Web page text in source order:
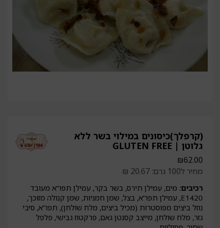
(קרפלך)כיסונים במילוי בשר ללא
גלוטן | GLUTEN FREE
₪62.00
מחיר ל100 גרם: 20.67 ₪
רכיבים: מים, עמילן תירס, בשר בקר, עמילן תפו"א מעובד
E1420, עמילן תפו"א, בצל, שמן חמניות, שמן קנולה מזוכך,
נוזל ביצים מפוסטרות (מכיל ביצים, מלח שולחן), תפו"א, סיבי
גזר, מלח שולחן, מייצב קסנטן גאם, פרקטוז גבישי, פלפל